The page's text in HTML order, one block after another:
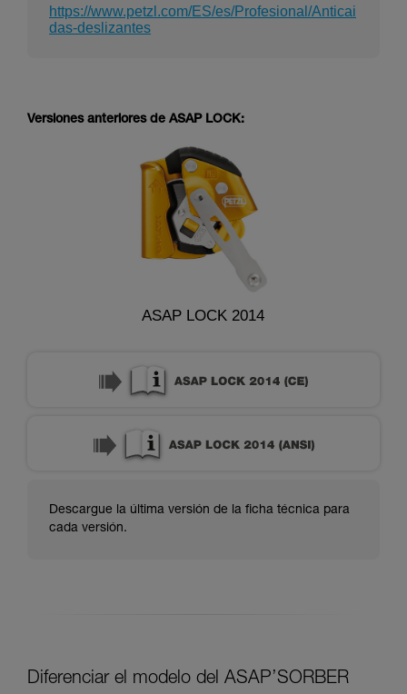
https://www.petzl.com/ES/es/Profesional/Anticai
das-deslizantes
Versiones anteriores de ASAP LOCK:
ASAP LOCK 2014
Descargue la última versión de la ficha técnica para
cada versión.
Diferenciar el modelo del ASAP’SORBER